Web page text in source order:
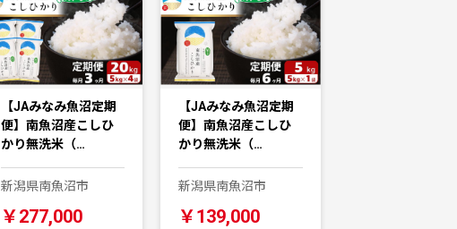
【JAみなみ魚沼定期
便】南魚沼産こしひ
かり無洗米（…
新潟県南魚沼市
￥277,000
【JAみなみ魚沼定期
便】南魚沼産こしひ
かり無洗米（…
新潟県南魚沼市
￥139,000